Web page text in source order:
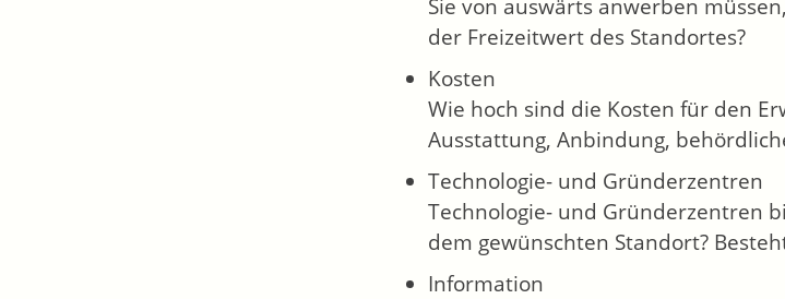
Sie von auswärts anwerben
der Freizeitwert des Standortes?
Kosten
Wie hoch sind die Kosten für den
Ausstattung, Anbindung,
Technologie- und Gründerzentren
Technologie- und Gründerzentren
dem gewünschten Standort?
Information